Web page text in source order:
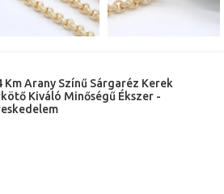
Km Arany Színű Sárgaréz Kerek
Kiváló Minőségű Ékszer -